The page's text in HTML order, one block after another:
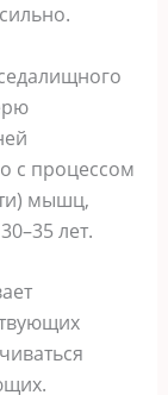
с процессом
мышц,
лет.